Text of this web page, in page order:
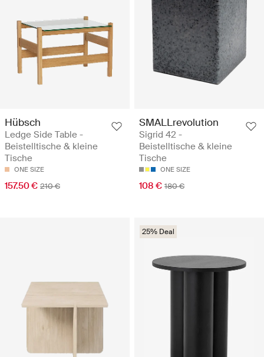
Hübsch
Ledge Side Table -
Beistelltische & kleine
Tische
ONE SIZE
157.50 € 210 €
SMALLrevolution
Sigrid 42 -
Beistelltische & kleine
Tische
ONE SIZE
108 € 180 €
25% Deal